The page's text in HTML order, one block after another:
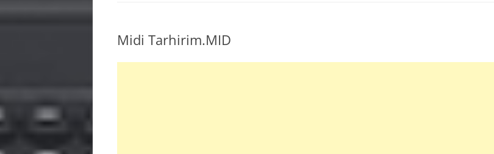
VOICE YAMAHA PSR S975 S775
Midi Tarhirim.MID